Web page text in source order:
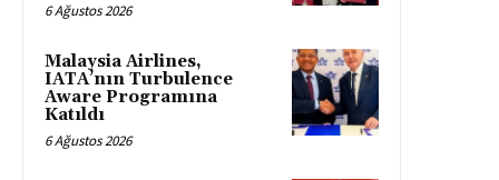
6 Ağustos 2026
Malaysia Airlines,
IATA’nın Turbulence
Aware Programına
Katıldı
6 Ağustos 2026